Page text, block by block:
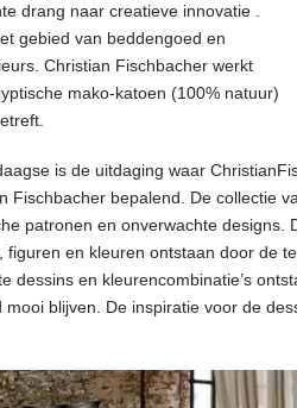
drang naar creatieve innovatie .
gebied van beddengoed en
Christian Fischbacher werkt
mako-katoen (100% natuur)
is de uitdaging waar
Fischbacher bepalend. De collectie
patronen en onverwachte designs.
en kleuren ontstaan door de
dessins en kleurencombinatie’s
blijven. De inspiratie voor de